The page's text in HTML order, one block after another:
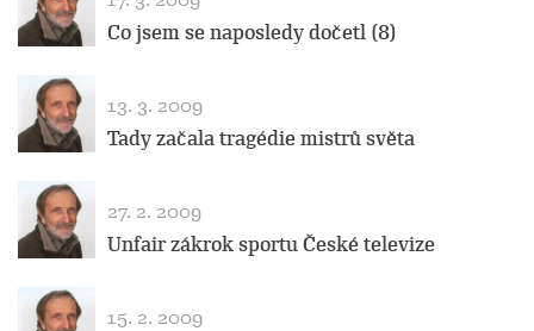
Co jsem se naposledy dočetl (8)
13. 3. 2009
Tady začala tragédie mistrů světa
27. 2. 2009
Unfair zákrok sportu České televize
15. 2. 2009